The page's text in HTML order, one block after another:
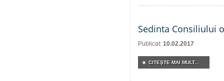
Sedinta Consiliului
Publicat: 10.02.2017
CITEŞTE MAI MULT...